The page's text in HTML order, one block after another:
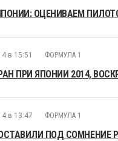
ОЦЕНИВАЕМ
в 15:51 ФОРМУЛА 1
ПРИ ЯПОНИИ 2014,
в 13:47 ФОРМУЛА 1
ПОД СОМНЕНИЕ